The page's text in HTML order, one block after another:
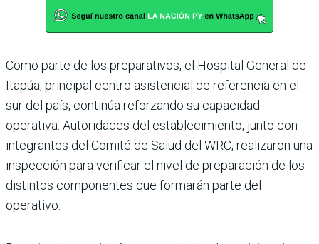
Como parte de los prepa­rativos, el Hospital Gene­ral de
Itapúa, principal cen­tro asistencial de referencia en el
sur del país, continúa reforzando su capacidad
operativa. Autoridades del establecimiento, junto con
integrantes del Comité de Salud del WRC, realizaron una
inspección para verifi­car el nivel de preparación de los
distintos componen­tes que formarán parte del
operativo.